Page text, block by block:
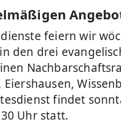
feiern wir
den drei
findet
Uhr statt.